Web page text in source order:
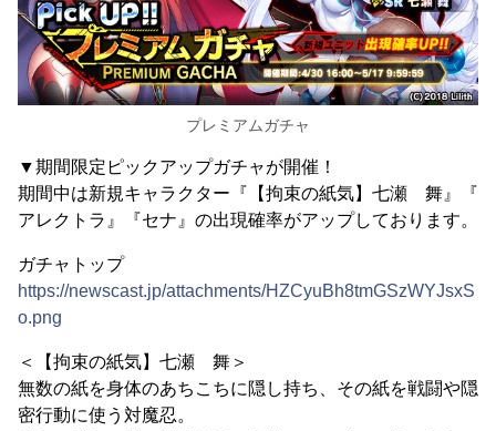
プレミアムガチャ
▼期間限定ピックアップガチャが開催！
期間中は新規キャラクター『【拘束の紙気】七瀬 舞』『
アレクトラ』『セナ』の出現確率がアップしております。
ガチャトップ
https://newscast.jp/attachments/HZCyuBh8tmGSzWYJsxS
o.png
＜【拘束の紙気】七瀬 舞＞
無数の紙を身体のあちこちに隠し持ち、その紙を戦闘や隠
密行動に使う対魔忍。